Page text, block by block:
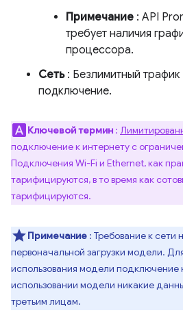
Примечание : API
требует наличия
процессора.
Сеть: Безлимитный
подключение.
Ключевой термин :
подключение к интернету с
Подключения Wi-Fi и Ethernet, как
тарифицируются, в то время как
тарифицируются.
Примечание : Требование к сети
первоначальной загрузки модели.
использования модели подключение
использовании модели никакие
третьим лицам.